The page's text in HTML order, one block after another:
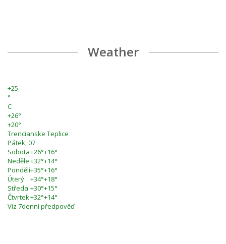
Weather
+25
°
C
+26°
+20°
Trencianske Teplice
Pátek, 07
Sobota+26°+16°
Neděle+32°+14°
Pondělí+35°+16°
Úterý
+34°+18°
Středa +30°+15°
Čtvrtek+32°+14°
Viz 7denní předpověď